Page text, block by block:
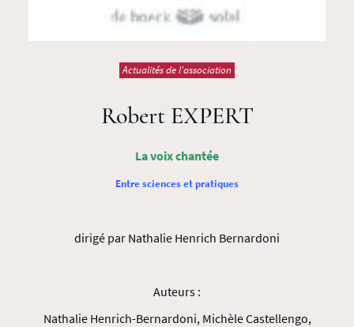
Actualités de l'association
Robert EXPERT
La voix chantée
Entre sciences et pratiques
dirigé par Nathalie Henrich Bernardoni
Auteurs :
Nathalie Henrich-Bernardoni, Michèle Castellengo,